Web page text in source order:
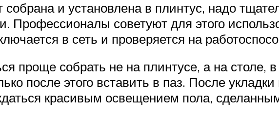
собрана и установлена в плинтус, надо
Профессионалы советуют для этого
в сеть и проверяется на
проще собрать не на плинтусе, а на столе,
после этого вставить в паз. После
красивым освещением пола,